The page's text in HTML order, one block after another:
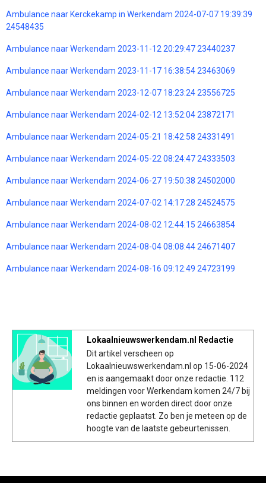
Ambulance naar Kerckekamp in Werkendam 2024-07-07 19:39:39
24548435
Ambulance naar Werkendam 2023-11-12 20:29:47 23440237
Ambulance naar Werkendam 2023-11-17 16:38:54 23463069
Ambulance naar Werkendam 2023-12-07 18:23:24 23556725
Ambulance naar Werkendam 2024-02-12 13:52:04 23872171
Ambulance naar Werkendam 2024-05-21 18:42:58 24331491
Ambulance naar Werkendam 2024-05-22 08:24:47 24333503
Ambulance naar Werkendam 2024-06-27 19:50:38 24502000
Ambulance naar Werkendam 2024-07-02 14:17:28 24524575
Ambulance naar Werkendam 2024-08-02 12:44:15 24663854
Ambulance naar Werkendam 2024-08-04 08:08:44 24671407
Ambulance naar Werkendam 2024-08-16 09:12:49 24723199
Lokaalnieuwswerkendam.nl Redactie
Dit artikel verscheen op
Lokaalnieuwswerkendam.nl op 15-06-2024
en is aangemaakt door onze redactie. 112
meldingen voor Werkendam komen 24/7 bij
ons binnen en worden direct door onze
redactie geplaatst. Zo ben je meteen op de
hoogte van de laatste gebeurtenissen.